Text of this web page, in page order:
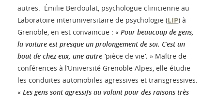
autres. Émilie Berdoulat, psychologue clinicienne au
Laboratoire interuniversitaire de psychologie (LIP) à
Grenoble, en est convaincue : « Pour beaucoup de gens,
la voiture est presque un prolongement de soi. C’est un
bout de chez eux, une autre ‘pièce de vie’. » Maître de
conférences à l’Université Grenoble Alpes, elle étudie
les conduites automobiles agressives et transgressives.
« Les gens sont agressifs au volant pour des raisons très